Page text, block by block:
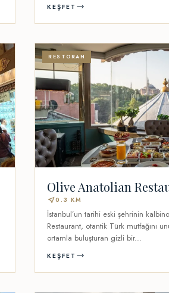
KEŞFET
RESTORAN
Olive Anatolian
near_me0.3 KM
İstanbul’un tarihi eski şehrinin
Restaurant, otantik Türk mutfağını
ortamla buluşturan gizli bir...
KEŞFET